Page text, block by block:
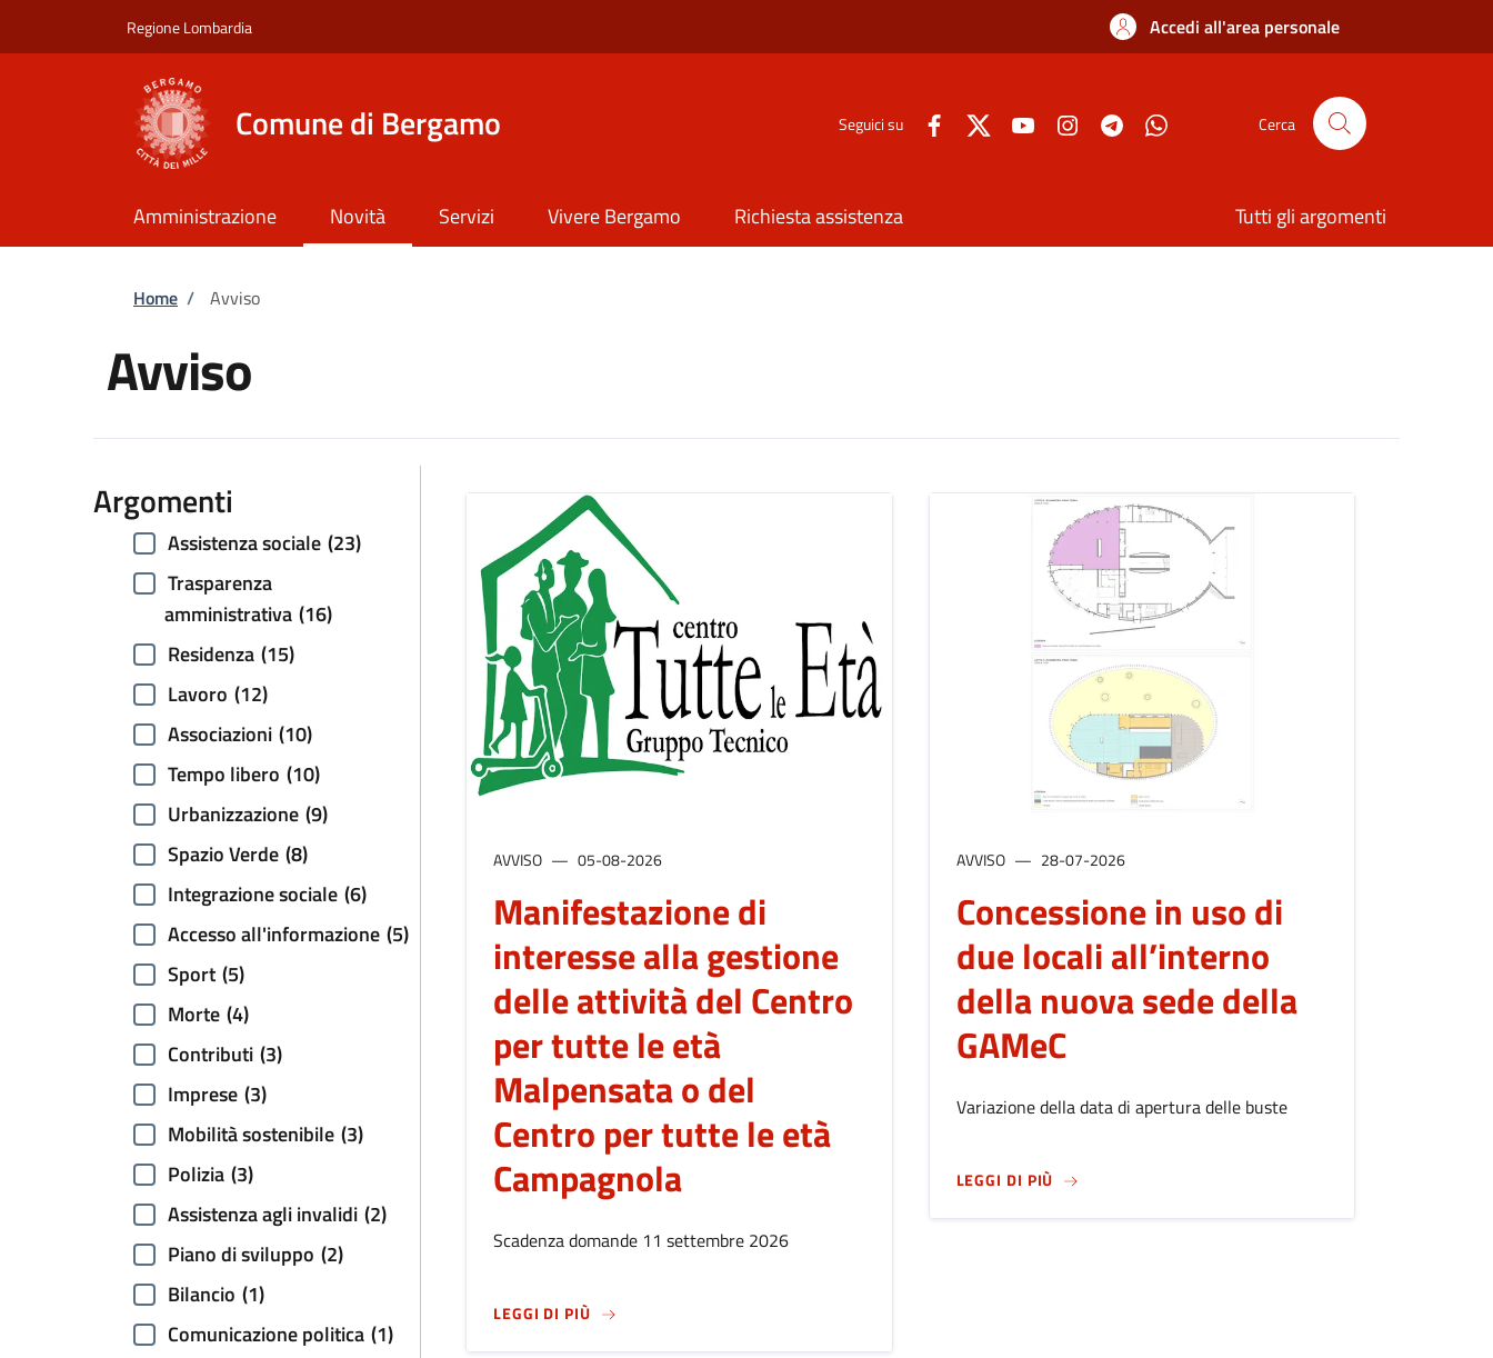
Regione Lombardia Accedi all'area personale
Comune di Bergamo Seguici su Cerca
Amministrazione Novità Servizi Vivere Bergamo Richiesta assistenza Tutti gli argomenti
Briciole di pane
Home / Avviso
Avviso
Argomenti
Assistenza sociale (23)
Trasparenza
amministrativa (16)
Residenza (15)
Lavoro (12)
Associazioni (10)
Tempo libero (10)
Urbanizzazione (9)
Spazio Verde (8)
Integrazione sociale (6)
Accesso all'informazione (5)
Sport (5)
Morte (4)
Contributi (3)
Imprese (3)
Mobilità sostenibile (3)
Polizia (3)
Assistenza agli invalidi (2)
Piano di sviluppo (2)
Bilancio (1)
Comunicazione politica (1)
AVVISO 05-08-2026
Manifestazione di
interesse alla gestione
delle attività del Centro
per tutte le età
Malpensata o del
Centro per tutte le età
Campagnola
Scadenza domande 11 settembre 2026
LEGGI DI PIÙSUMANIFESTAZIONE DI INTERESSE ALLA GESTIONE DELLE ATTIVITÀ DEL CENTRO PER TUTTE LE ETÀ MALPENSATA O
AVVISO 28-07-2026
Concessione in uso di
due locali all’interno
della nuova sede della
GAMeC
Variazione della data di apertura delle buste
LEGGI DI PIÙ SU